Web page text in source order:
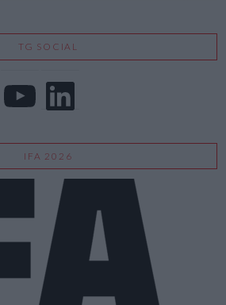
TG SOCIAL
LinkedIn
IFA 2026